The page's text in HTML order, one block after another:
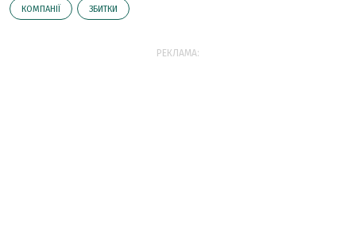
КОМПАНІЇ ЗБИТКИ
РЕКЛАМА: